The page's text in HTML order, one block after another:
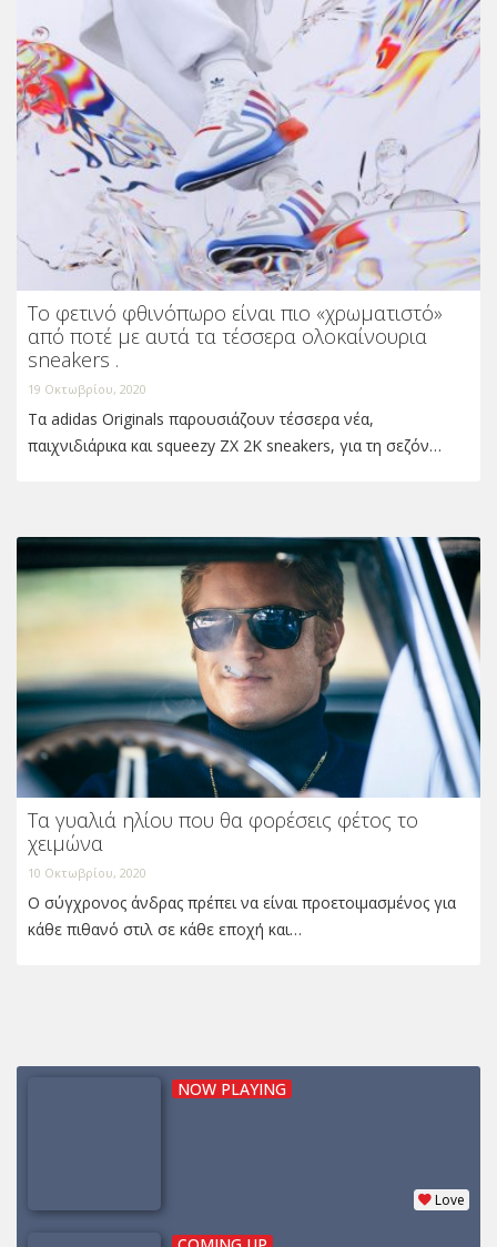
To φετινό φθινόπωρο είναι πιο «χρωματιστό»
από ποτέ με αυτά τα τέσσερα ολοκαίνουρια
sneakers .
19 Οκτωβρίου, 2020
Τα adidas Originals παρουσιάζουν τέσσερα νέα,
παιχνιδιάρικα και squeezy ZX 2K sneakers, για τη σεζόν…
Τα γυαλιά ηλίου που θα φορέσεις φέτος το
χειμώνα
10 Οκτωβρίου, 2020
Ο σύγχρονος άνδρας πρέπει να είναι προετοιμασμένος για
κάθε πιθανό στιλ σε κάθε εποχή και…
NOW PLAYING
Love